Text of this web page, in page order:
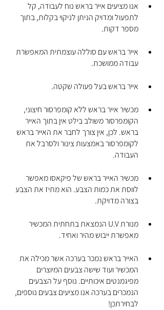
אנו מציעים אייר בראש נוח לעבודה, קל
לתפעול ומדויק הניתן לניקוי בקלות, בתוך
מספר דקות.
אייר בראש עם סוללה עוצמתית המאפשרת
עבודה ממושכת.
אייר בראש בעל פעולה שקטה.
מכשיר אייר בראש ללא קומפרסור חיצוני,
הקומפרסור משולב בילט אין בתוך האייר
בראש. לכן, אין צורך לחבר את האייר בראש
לקומפרסור באמצעות צינור ולסרבל את
העבודה.
מכשיר האייר בראש של פיקאסו מאפשר
לווסת את כמות הצבע. הוא מתיז את הצבע
בצורה מדויקת.
מנורת U.V הנמצאת בתחתית המכשיר
מאפשרת ייבוש מהיר ואחיד.
האייר בראש נמכר בערכה אשר מכילה את
המכשיר ועוד שישה צבעים המיוצרים
מפיגמנטים איכותיים. נוסף על הצבעים
הנמכרים בערכה אנו מציעים צבעים נוספים,
לבחירתכן!